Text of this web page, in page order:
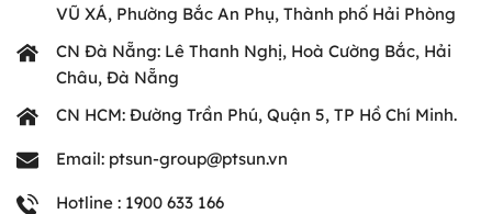
VŨ XÁ, Phường Bắc An Phụ, Thành phố Hải Phòng
CN Đà Nẵng: Lê Thanh Nghị, Hoà Cường Bắc, Hải
Châu, Đà Nẵng
CN HCM: Đường Trần Phú, Quận 5, TP Hồ Chí Minh.
Email: ptsun-group@ptsun.vn
Hotline : 1900 633 166